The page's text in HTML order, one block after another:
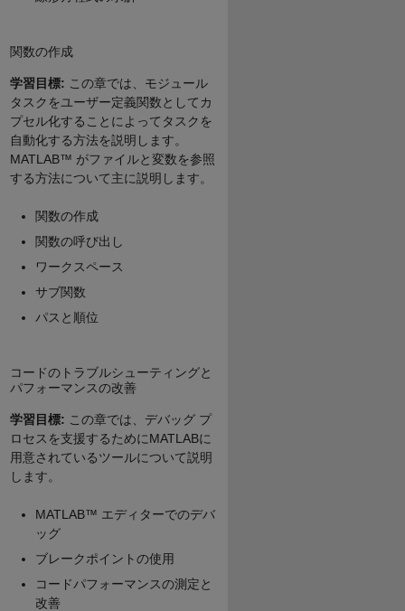
関数の作成
学習目標: この章では、モジュール
タスクをユーザー定義関数としてカ
プセル化することによってタスクを
自動化する方法を説明します。
MATLAB™ がファイルと変数を参照
する方法について主に説明します。
関数の作成
関数の呼び出し
ワークスペース
サブ関数
パスと順位
コードのトラブルシューティングと
パフォーマンスの改善
学習目標: この章では、デバッグ プ
ロセスを支援するためにMATLABに
用意されているツールについて説明
します。
MATLAB™ エディターでのデバ
ッグ
ブレークポイントの使用
コードパフォーマンスの測定と
改善